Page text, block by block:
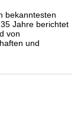
bekanntesten
Jahre berichtet
von
und